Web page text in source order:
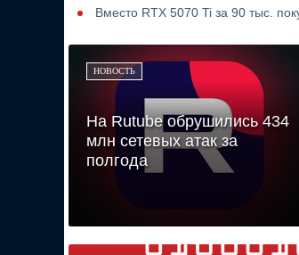
Вместо RTX 5070 Ti за 90 тыс.
НОВОСТЬ
На Rutube обрушились 434
млн сетевых атак за
полгода